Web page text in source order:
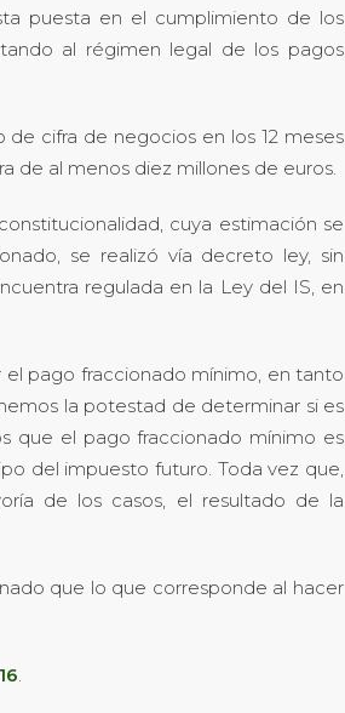
puesta en el cumplimiento de los
al régimen legal de los pagos
cifra de negocios en los 12 meses
de al menos diez millones de euros.
cuya estimación se
se realizó vía decreto ley, sin
regulada en la Ley del IS, en
el pago fraccionado mínimo, en tanto
la potestad de determinar si es
que el pago fraccionado mínimo es
del impuesto futuro. Toda vez que,
de los casos, el resultado de la
que lo que corresponde al hacer
.